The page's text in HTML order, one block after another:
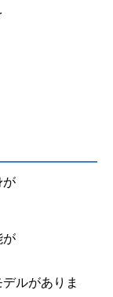
が
が
ルがありま